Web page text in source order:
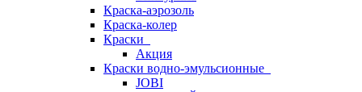
Краска-аэрозоль
Краска-колер
Краски
Акция
Краски водно-эмульсионные
JOBI